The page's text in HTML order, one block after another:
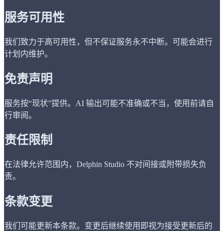
服务可用性
我们致力于高可用性，但不保证服务永不中断。可能会进行
计划内维护。
免责声明
服务按“现状”提供。AI 输出可能不准确或不当，使用前请自
行审阅。
责任限制
在法律允许范围内，Delphin Studio 不对间接或附带损失负
责。
条款变更
我们可能更新本条款。变更后继续使用即视为接受更新后的